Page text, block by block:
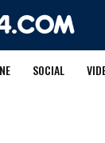
SOCIAL